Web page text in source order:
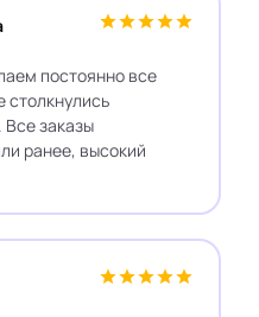
постоянно все
столкнулись
заказы
ранее, высокий